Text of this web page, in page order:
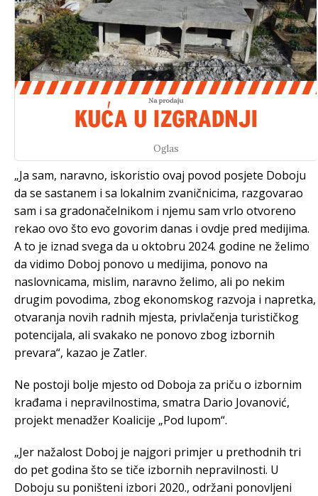
Oglas
„Ja sam, naravno, iskoristio ovaj povod posjete Doboju
da se sastanem i sa lokalnim zvaničnicima, razgovarao
sam i sa gradonačelnikom i njemu sam vrlo otvoreno
rekao ovo što evo govorim danas i ovdje pred medijima.
A to je iznad svega da u oktobru 2024. godine ne želimo
da vidimo Doboj ponovo u medijima, ponovo na
naslovnicama, mislim, naravno želimo, ali po nekim
drugim povodima, zbog ekonomskog razvoja i napretka,
otvaranja novih radnih mjesta, privlačenja turističkog
potencijala, ali svakako ne ponovo zbog izbornih
prevara“, kazao je Zatler.
Ne postoji bolje mjesto od Doboja za priču o izbornim
krađama i nepravilnostima, smatra Dario Jovanović,
projekt menadžer Koalicije „Pod lupom“.
„Jer nažalost Doboj je najgori primjer u prethodnih tri
do pet godina što se tiče izbornih nepravilnosti. U
Doboju su poništeni izbori 2020., održani ponovljeni